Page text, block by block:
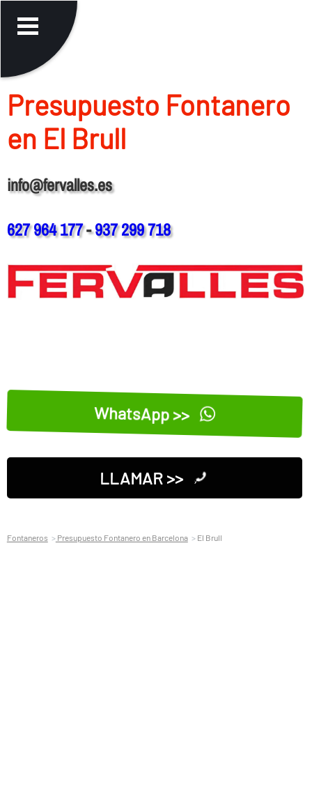
Presupuesto Fontanero
en El Brull
info@fervalles.es
627 964 177-937 299 718
WhatsApp >>
LLAMAR >>
Fontaneros Presupuesto Fontanero en Barcelona El Brull